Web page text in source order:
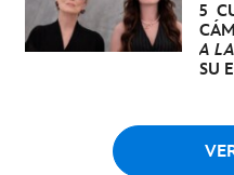
5
A
SU